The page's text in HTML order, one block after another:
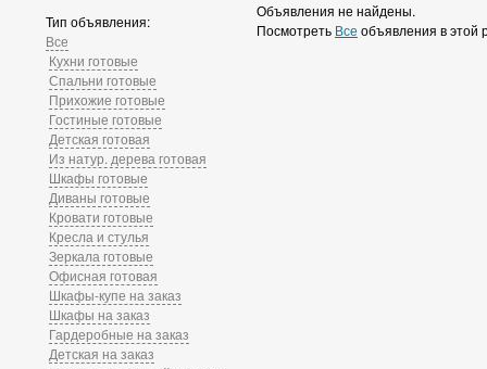
Тип объявления:
Все
Кухни готовые
Спальни готовые
Прихожие готовые
Гостиные готовые
Детская готовая
Из натур. дерева готовая
Шкафы готовые
Диваны готовые
Кровати готовые
Кресла и стулья
Зеркала готовые
Офисная готовая
Шкафы-купе на заказ
Шкафы на заказ
Гардеробные на заказ
Детская на заказ
Объявления не найдены.
Посмотреть Все объявления в этой